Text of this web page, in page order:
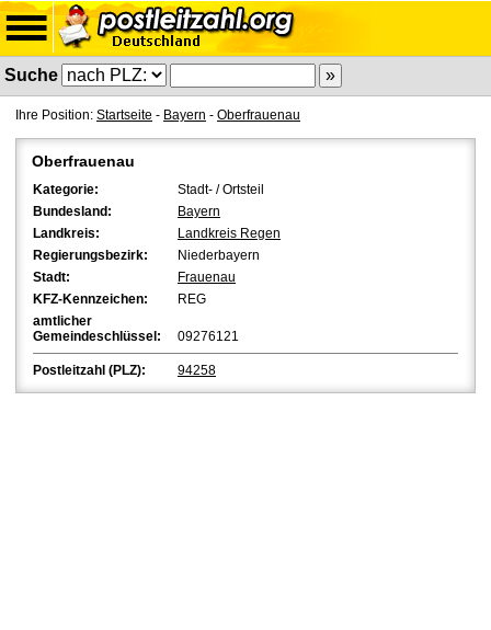
Suche
Ihre Position: Startseite - Bayern - Oberfrauenau
Oberfrauenau
Kategorie:
Stadt- / Ortsteil
Bundesland:
Bayern
Landkreis:
Landkreis Regen
Regierungsbezirk:
Niederbayern
Stadt:
Frauenau
KFZ-Kennzeichen:
REG
amtlicher
Gemeindeschlüssel:
09276121
Postleitzahl (PLZ): 94258